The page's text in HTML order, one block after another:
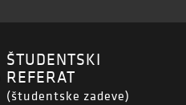
ŠTUDENTSKI
REFERAT
(študentske zadeve)